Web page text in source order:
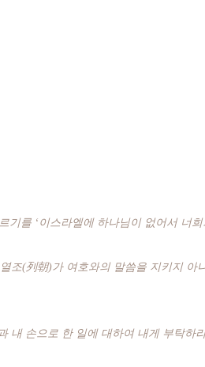
를 ‘이스라엘에 하나님이 없어서 너
(列朝)가 여호와의 말씀을 지키지 아
내 손으로 한 일에 대하여 내게 부탁하